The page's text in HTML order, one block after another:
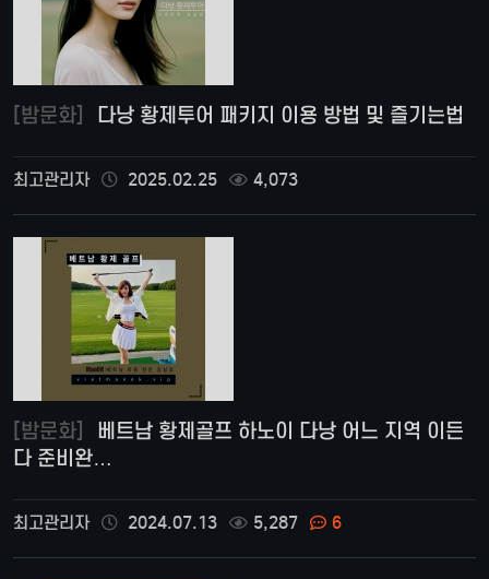
[밤문화] 다낭 황제투어 패키지 이용 방법 및 즐기는법
최고관리자 2025.02.25 4,073
[밤문화]
다 준비완…
최고관리자 2024.07.13 5,287 6